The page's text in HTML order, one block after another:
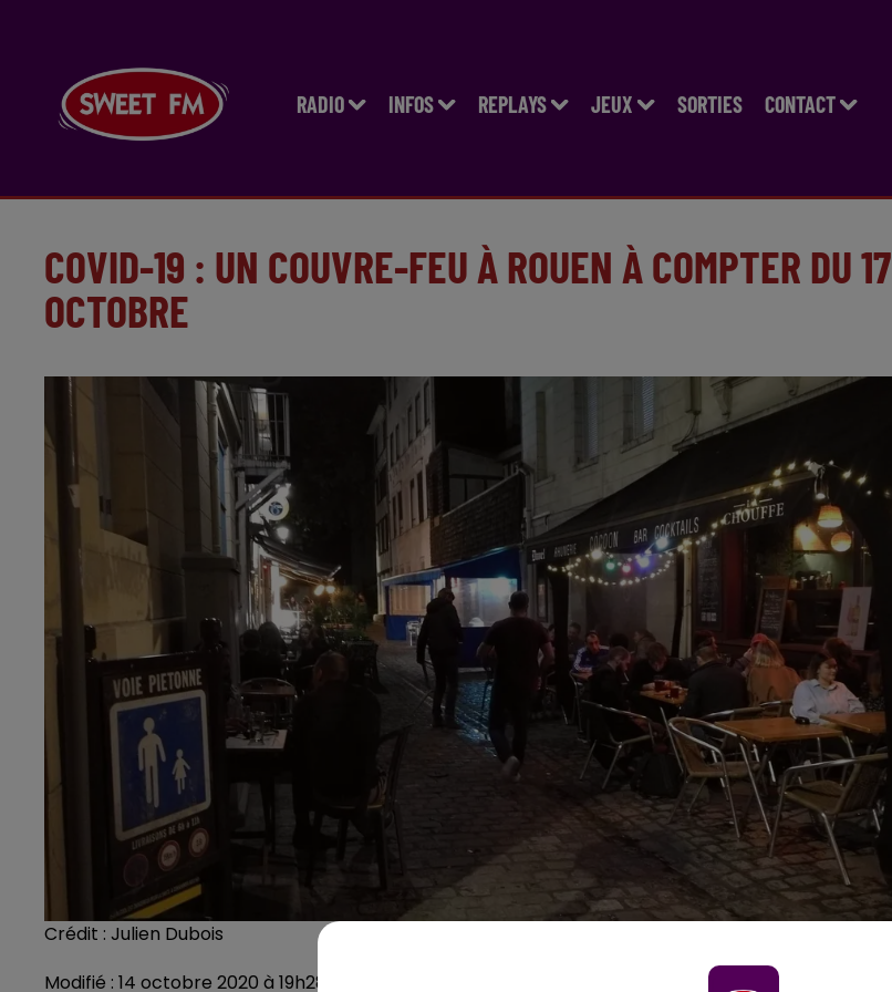
RADIO INFOS REPLAYS JEUX SORTIES CONTACT
COVID-19 : UN COUVRE-FEU À ROUEN À COMPTER DU 17
OCTOBRE
Crédit : Julien Dubois
Modifié : 14 octobre 2020 à 19h28 par Julien Dubois